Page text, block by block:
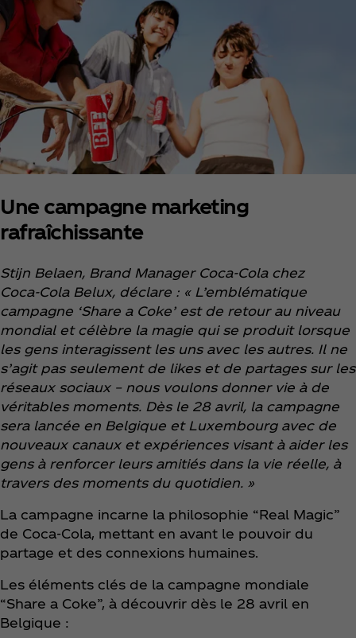
Une campagne marketing
rafraîchissante
Stijn Belaen, Brand Manager Coca‑Cola chez
Coca‑Cola Belux, déclare : « L’emblématique
campagne ‘Share a Coke’ est de retour au niveau
mondial et célèbre la magie qui se produit lorsque
les gens interagissent les uns avec les autres. Il ne
s’agit pas seulement de likes et de partages sur les
réseaux sociaux – nous voulons donner vie à de
véritables moments. Dès le 28 avril, la campagne
sera lancée en Belgique et Luxembourg avec de
nouveaux canaux et expériences visant à aider les
gens à renforcer leurs amitiés dans la vie réelle, à
travers des moments du quotidien. »
La campagne incarne la philosophie “Real Magic”
de Coca‑Cola, mettant en avant le pouvoir du
partage et des connexions humaines.
Les éléments clés de la campagne mondiale
“Share a Coke”, à découvrir dès le 28 avril en
Belgique :